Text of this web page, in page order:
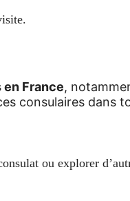
France,
consulaires dans
ou explorer